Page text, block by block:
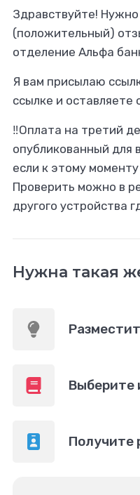
Здравствуйте!
(положительный)
отделение Альфа
Я вам присылаю
ссылке и оставляете
‼️Оплата на третий
опубликованный для
если к этому
Проверить можно в
другого устройства
Нужна такая
Выберите
Получите